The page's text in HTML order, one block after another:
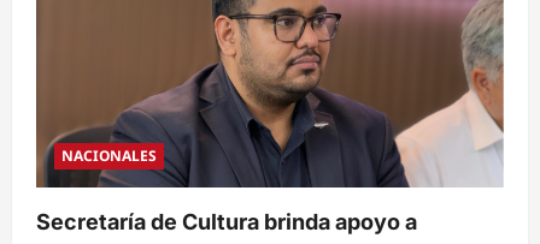
NACIONALES
Secretaría de Cultura brinda apoyo a